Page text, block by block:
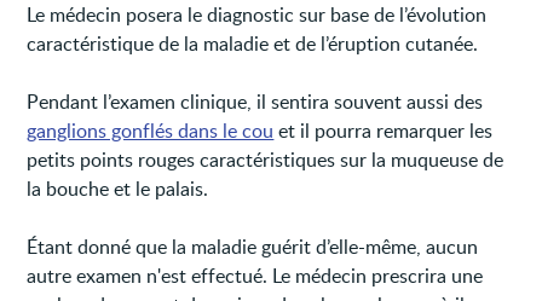
Le médecin posera le diagnostic sur base de l’évolution
caractéristique de la maladie et de l’éruption cutanée.
Pendant l’examen clinique, il sentira souvent aussi des
ganglions gonflés dans le cou et il pourra remarquer les
petits points rouges caractéristiques sur la muqueuse de
la bouche et le palais.
Étant donné que la maladie guérit d’elle-même, aucun
autre examen n'est effectué. Le médecin prescrira une